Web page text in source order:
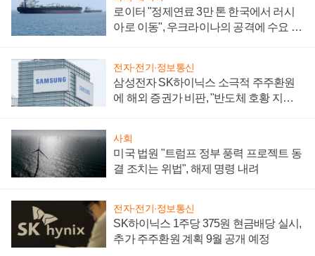
로이터 "정제연료 3만 톤 한국에서 러시
아로 이동", 우크라이나의 공격에 수요 늘
전자·전기·정보통신
삼성전자 SK하이닉스 소극적 주주환원
에 해외 증권가 비판, "반도체 호황 지속
사회
미국 법원 "트럼프 정부 풍력 프로젝트 동
결 조치는 위법", 해제 명령 내려
전자·전기·정보통신
SK하이닉스 1주당 375원 현금배당 실시,
추가 주주환원 계획 9월 공개 예정